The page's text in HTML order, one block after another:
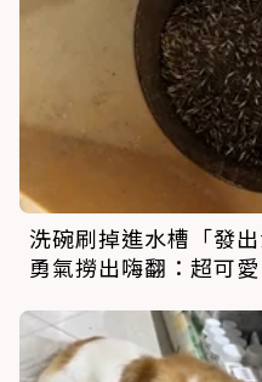
洗碗刷掉進水槽「發
勇氣撈出嗨翻：超可愛